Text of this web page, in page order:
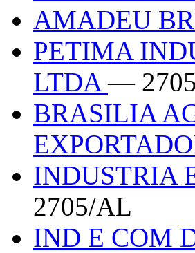
AMADEU
PETIMA
LTDA—
BRASILIA
INDUSTRIA
2705/AL
IND E COM